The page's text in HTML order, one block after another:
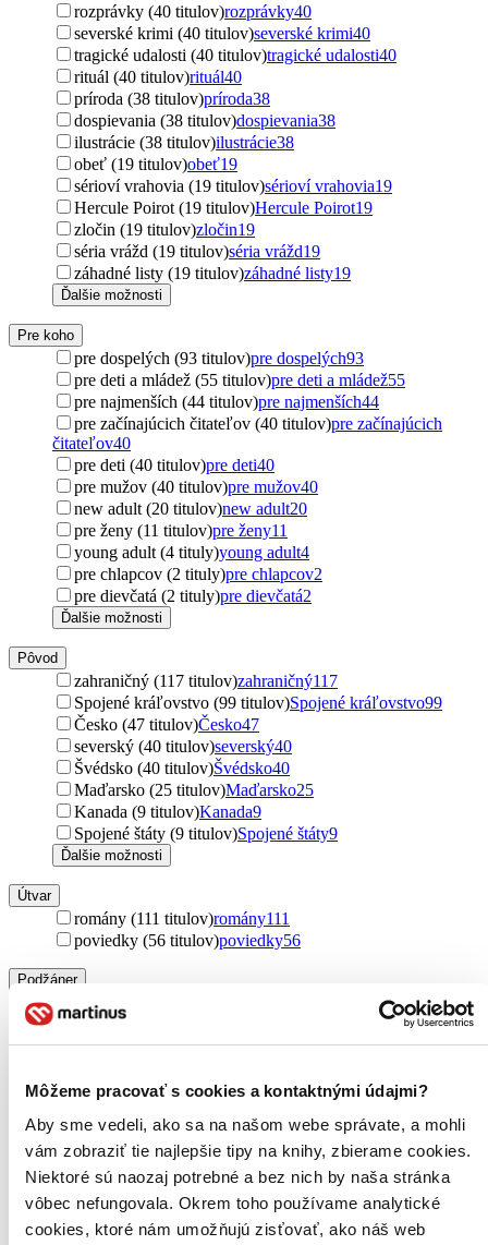
Môžeme pracovať s cookies a kontaktnými údajmi?
Aby sme vedeli, ako sa na našom webe správate, a mohli
vám zobraziť tie najlepšie tipy na knihy, zbierame cookies.
Niektoré sú naozaj potrebné a bez nich by naša stránka
vôbec nefungovala. Okrem toho používame analytické
cookies, ktoré nám umožňujú zisťovať, ako náš web
rozprávky (40 titulov)rozprávky40
severské krimi (40 titulov)severské krimi40
tragické udalosti (40 titulov)tragické udalosti40
rituál (40 titulov)rituál40
príroda (38 titulov)príroda38
dospievania (38 titulov)dospievania38
ilustrácie (38 titulov)ilustrácie38
obeť (19 titulov)obeť19
sérioví vrahovia (19 titulov)sérioví vrahovia19
Hercule Poirot (19 titulov)Hercule Poirot19
zločin (19 titulov)zločin19
séria vrážd (19 titulov)séria vrážd19
záhadné listy (19 titulov)záhadné listy19
Ďalšie možnosti
Pre koho
pre dospelých (93 titulov)pre dospelých93
pre deti a mládež (55 titulov)pre deti a mládež55
pre najmenších (44 titulov)pre najmenších44
pre začínajúcich čitateľov (40 titulov)pre začínajúcich
čitateľov40
pre deti (40 titulov)pre deti40
pre mužov (40 titulov)pre mužov40
new adult (20 titulov)new adult20
pre ženy (11 titulov)pre ženy11
young adult (4 tituly)young adult4
pre chlapcov (2 tituly)pre chlapcov2
pre dievčatá (2 tituly)pre dievčatá2
Ďalšie možnosti
Pôvod
zahraničný (117 titulov)zahraničný117
Spojené kráľovstvo (99 titulov)Spojené kráľovstvo99
Česko (47 titulov)Česko47
severský (40 titulov)severský40
Švédsko (40 titulov)Švédsko40
Maďarsko (25 titulov)Maďarsko25
Kanada (9 titulov)Kanada9
Spojené štáty (9 titulov)Spojené štáty9
Ďalšie možnosti
Útvar
romány (111 titulov)romány111
poviedky (56 titulov)poviedky56
Podžáner
detektívky (110 titulov)
rozprávky (40 titulov)
náučné (2 tituly)náučné2
2026 (0 titulov) 2026
2025 (0 titulov) 2025
2024 (0 titulov)2024
2023 (0 titulov)2023
2022 (0 titulov)
2021 a staršie (0 titulov)2021 a staršie